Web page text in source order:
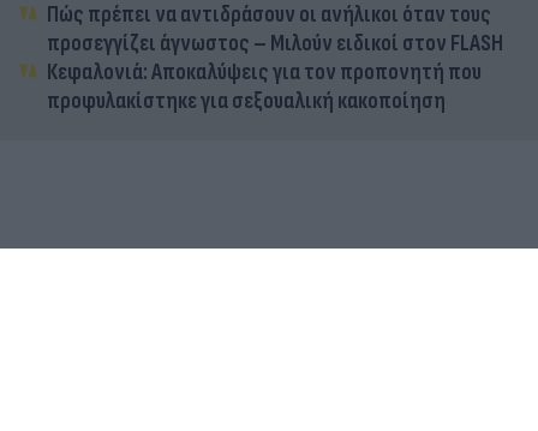
Πώς πρέπει να αντιδράσουν οι ανήλικοι όταν τους
προσεγγίζει άγνωστος – Μιλούν ειδικοί στον FLASH
Κεφαλονιά: Αποκαλύψεις για τον προπονητή που
προφυλακίστηκε για σεξουαλική κακοποίηση